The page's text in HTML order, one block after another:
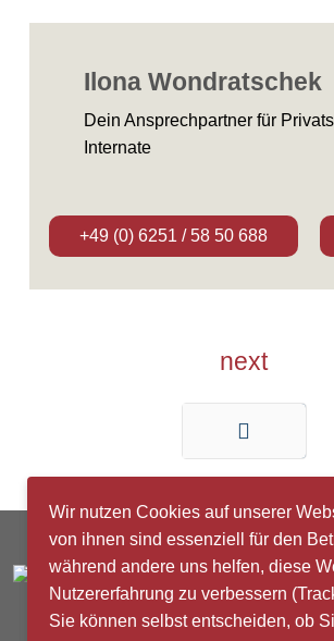
Ilona Wondratschek
Dein Ansprechpartner für
Internate
+49 (0) 6251 / 58 50 688
next
Wir nutzen Cookies auf unserer
von ihnen sind essenziell für den
während andere uns helfen, diese
Nutzererfahrung zu verbessern
Sie können selbst entscheiden, ob